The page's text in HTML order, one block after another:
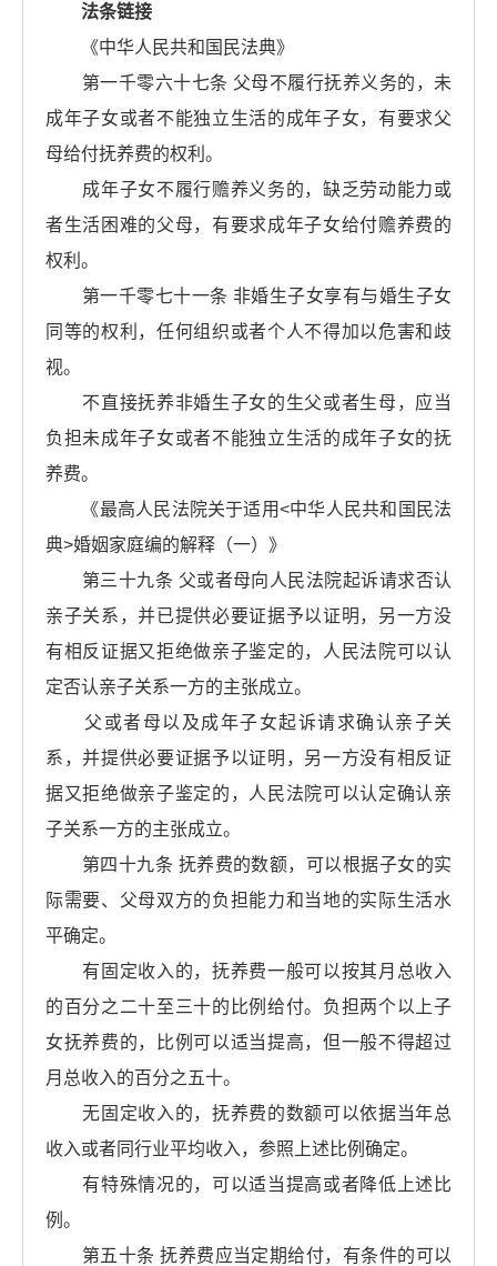
法条链接
《中华人民共和国民法典》
第一千零六十七条 父母不履行抚养义务的，未
成年子女或者不能独立生活的成年子女，有要求父
母给付抚养费的权利。
成年子女不履行赡养义务的，缺乏劳动能力或
者生活困难的父母，有要求成年子女给付赡养费的
权利。
第一千零七十一条 非婚生子女享有与婚生子女
同等的权利，任何组织或者个人不得加以危害和歧
视。
不直接抚养非婚生子女的生父或者生母，应当
负担未成年子女或者不能独立生活的成年子女的抚
养费。
《最高人民法院关于适用<中华人民共和国民法
典>婚姻家庭编的解释（一）》
第三十九条 父或者母向人民法院起诉请求否认
亲子关系，并已提供必要证据予以证明，另一方没
有相反证据又拒绝做亲子鉴定的，人民法院可以认
定否认亲子关系一方的主张成立。
父或者母以及成年子女起诉请求确认亲子关
系，并提供必要证据予以证明，另一方没有相反证
据又拒绝做亲子鉴定的，人民法院可以认定确认亲
子关系一方的主张成立。
第四十九条 抚养费的数额，可以根据子女的实
际需要、父母双方的负担能力和当地的实际生活水
平确定。
有固定收入的，抚养费一般可以按其月总收入
的百分之二十至三十的比例给付。负担两个以上子
女抚养费的，比例可以适当提高，但一般不得超过
月总收入的百分之五十。
无固定收入的，抚养费的数额可以依据当年总
收入或者同行业平均收入，参照上述比例确定。
有特殊情况的，可以适当提高或者降低上述比
例。
第五十条 抚养费应当定期给付，有条件的可以